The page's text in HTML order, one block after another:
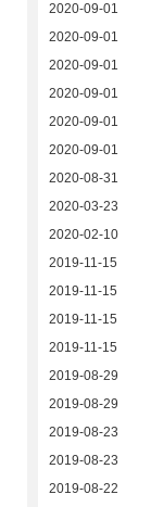
2020-09-01
2020-09-01
2020-09-01
2020-09-01
2020-09-01
2020-09-01
2020-08-31
2020-03-23
2020-02-10
2019-11-15
2019-11-15
2019-11-15
2019-11-15
2019-08-29
2019-08-29
2019-08-23
2019-08-23
2019-08-22